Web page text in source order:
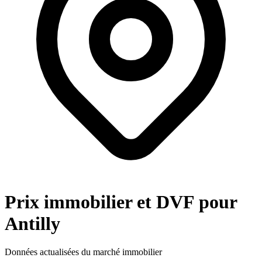
Prix immobilier et DVF pour
Antilly
Données actualisées du marché immobilier